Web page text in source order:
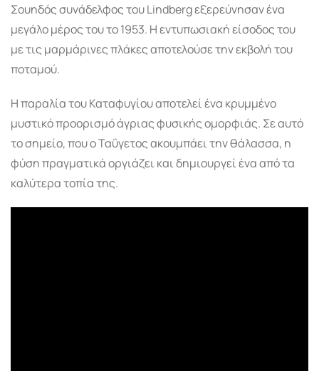
Σουηδός συνάδελφος του Lindberg εξερεύνησαν ένα
μεγάλο μέρος του το 1953. Η εντυπωσιακή είσοδος του
με τις μαρμάρινες πλάκες αποτελούσε την εκβολή του
ποταμού.
Η παραλία του Καταφυγίου αποτελεί ένα κρυμμένο
μυστικό προορισμό άγριας φυσικής ομορφιάς. Σε αυτό
το σημείο, που ο Ταΰγετος ακουμπάει την θάλασσα, η
φύση πραγματικά οργιάζει και δημιουργεί ένα από τα
καλύτερα τοπία της.